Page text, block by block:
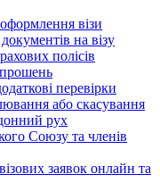
візи
на візу
полісів
перевірки
або скасування
рух
Союзу та членів
заявок онлайн та